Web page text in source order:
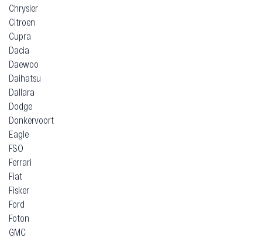
Chrysler
Citroen
Cupra
Dacia
Daewoo
Daihatsu
Dallara
Dodge
Donkervoort
Eagle
FSO
Ferrari
Fiat
Fisker
Ford
Foton
GMC